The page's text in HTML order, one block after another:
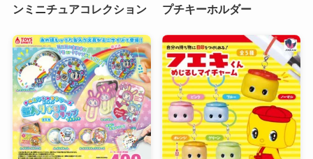
ンミニチュアコレクション
プチキーホルダー